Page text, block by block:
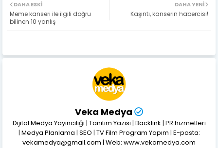
DAHA YENI
Kaşıntı, kanserin habercisi!
DAHA ESKI
Meme kanseri ile ilgili doğru
bilinen 10 yanlış
Veka Medya
Dijital Medya Yayıncılığı | Tanıtım Yazısı | Backlink | PR hizmetleri
| Medya Planlama | SEO | TV Film Program Yapım | E-posta:
vekamedya@gmail.com | Web: www.vekamedya.com